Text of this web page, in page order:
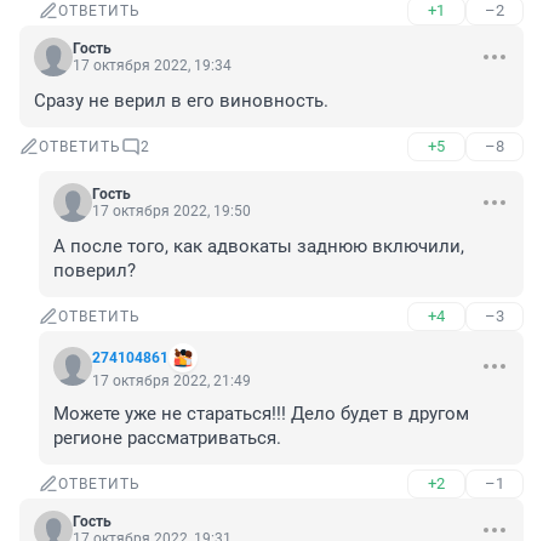
ОТВЕТИТЬ +1 –2
Гость
17 октября 2022, 19:34
Сразу не верил в его виновность.
ОТВЕТИТЬ 2 +5 –8
Гость
17 октября 2022, 19:50
А после того, как адвокаты заднюю включили,
поверил?
ОТВЕТИТЬ +4 –3
274104861
17 октября 2022, 21:49
Можете уже не стараться!!! Дело будет в другом
регионе рассматриваться.
ОТВЕТИТЬ +2 –1
Гость